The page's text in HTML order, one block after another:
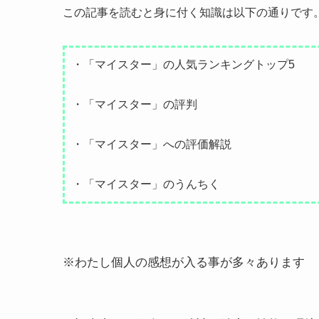
この記事を読むと身に付く知識は以下の通りです
・「マイスター」の人気ランキングトップ5
・「マイスター」の評判
・「マイスター」への評価解説
・「マイスター」のうんちく
※わたし個人の感想が入る事が多々あります